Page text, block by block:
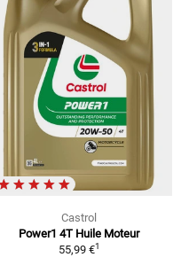
Castrol
Power1 4T Huile Moteur
55,99 €1